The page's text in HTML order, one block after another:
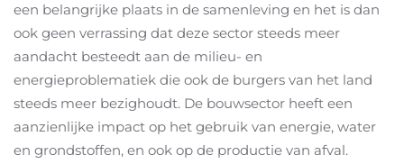
een belangrijke plaats in de samenleving en het is dan
ook geen verrassing dat deze sector steeds meer
aandacht besteedt aan de milieu- en
energieproblematiek die ook de burgers van het land
steeds meer bezighoudt. De bouwsector heeft een
aanzienlijke impact op het gebruik van energie, water
en grondstoffen, en ook op de productie van afval.